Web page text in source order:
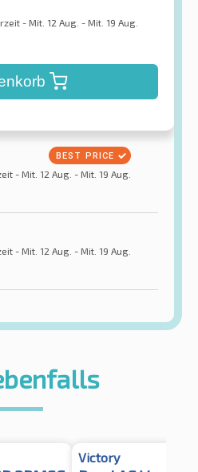
- Mit. 12 Aug. - Mit. 19 Aug.
- Mit. 12 Aug. - Mit. 19 Aug.
- Mit. 12 Aug. - Mit. 19 Aug.
Victory